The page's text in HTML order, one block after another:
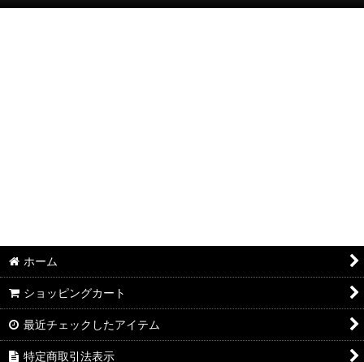
長袖シャツ：和柄
長袖シャツ：アメカジ・他
ジャケット：アメカジ・他
ホーム
ショッピングカート
最近チェックしたアイテム
特定商取引法表示